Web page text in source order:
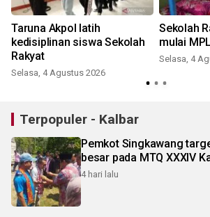
Taruna Akpol latih
kedisiplinan siswa Sekolah
Rakyat
Selasa, 4 Agustus 2026
Sekolah
mulai
Selasa, 4
Terpopuler - Kalbar
Pemkot Singkawang
besar pada MTQ XXXIV
4 hari lalu